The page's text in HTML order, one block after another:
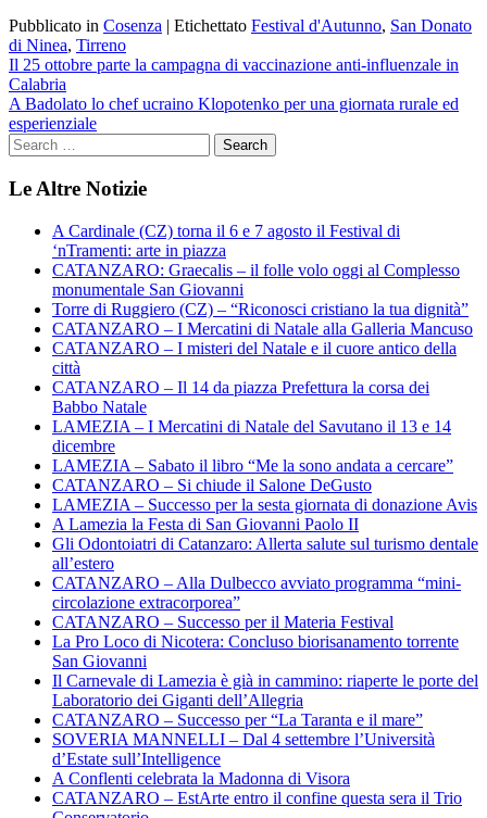
Pubblicato in Cosenza | Etichettato Festival d'Autunno, San Donato
di Ninea, Tirreno
Navigazione
articoli
Il 25 ottobre parte la campagna di vaccinazione anti-influenzale in
Calabria
A Badolato lo chef ucraino Klopotenko per una giornata rurale ed
esperienziale
Le Altre Notizie
A Cardinale (CZ) torna il 6 e 7 agosto il Festival di
‘nTramenti: arte in piazza
CATANZARO: Graecalis – il folle volo oggi al Complesso
monumentale San Giovanni
Torre di Ruggiero (CZ) – “Riconosci cristiano la tua dignità”
CATANZARO – I Mercatini di Natale alla Galleria Mancuso
CATANZARO – I misteri del Natale e il cuore antico della
città
CATANZARO – Il 14 da piazza Prefettura la corsa dei
Babbo Natale
LAMEZIA – I Mercatini di Natale del Savutano il 13 e 14
dicembre
LAMEZIA – Sabato il libro “Me la sono andata a cercare”
CATANZARO – Si chiude il Salone DeGusto
LAMEZIA – Successo per la sesta giornata di donazione Avis
A Lamezia la Festa di San Giovanni Paolo II
Gli Odontoiatri di Catanzaro: Allerta salute sul turismo dentale
all’estero
CATANZARO – Alla Dulbecco avviato programma “mini-
circolazione extracorporea”
CATANZARO – Successo per il Materia Festival
La Pro Loco di Nicotera: Concluso biorisanamento torrente
San Giovanni
Il Carnevale di Lamezia è già in cammino: riaperte le porte del
Laboratorio dei Giganti dell’Allegria
CATANZARO – Successo per “La Taranta e il mare”
SOVERIA MANNELLI – Dal 4 settembre l’Università
d’Estate sull’Intelligence
A Conflenti celebrata la Madonna di Visora
CATANZARO – EstArte entro il confine questa sera il Trio